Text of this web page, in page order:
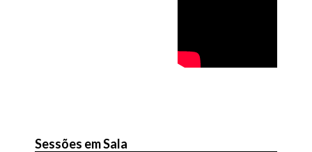
Sessões em Sala